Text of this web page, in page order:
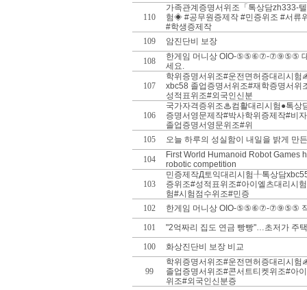
110
가족관계증명서위조「톡상담zh333-
험◈ #공무원증제작 #민증위조 #서류
#학생증제작
109
암진단비 보장
108
한게임 머니상 OIO-⑤⑤⑥⑦-⑦⑨⑤⑤ 대
세요.
107
학위증명서위조#운전면허증대리시
xbc58 졸업증명서위조#재학증명서위
성적표위조#외국인신분
106
국가자격증위조♨컴활대리시험●톡상
증명서영문제작#박사학위증제작#비
졸업증명서영문위조#위
105
오늘 하루의 성실함이 내일을 밝게 만
104
First World Humanoid Robot Games
robotic competition
103
민증제작Д토익대리시험╀톡상담
증위조#성적표위조#아이엘츠대리시
험#시험점수위조#민증
102
한게임 머니상 OIO-⑤⑤⑥⑦-⑦⑨⑤⑤ 작
101
"2억짜리 집도 연금 빵빵"…초저가 주
100
화상진단비 보장 비교
99
학위증명서위조#운전면허증대리시
졸업증명서위조#콘서트티켓위조#아
위조#외국인신분증